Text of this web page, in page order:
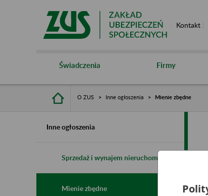
Kontakt
Świadczenia Firmy
O ZUS Inne ogłoszenia Mienie zbędne
Inne ogłoszenia
Sprzedaż i wynajem nieruchomości
Mienie zbędne